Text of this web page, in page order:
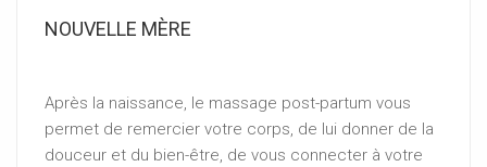
NOUVELLE MÈRE
Après la naissance, le massage post-partum vous
permet de remercier votre corps, de lui donner de la
douceur et du bien-être, de vous connecter à votre